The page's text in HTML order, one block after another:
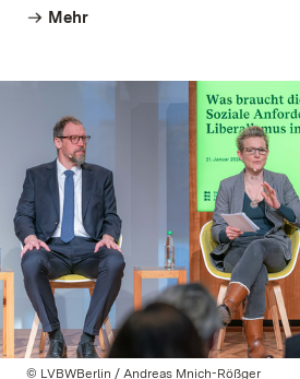
Mehr
© LVBWBerlin / Andreas Mnich-Rößger